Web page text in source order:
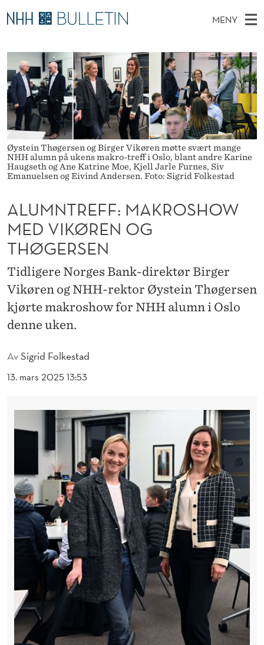
A
L
U
M
N
T
R
E
F
F
M
A
K
R
S
H
W
MENY
O
V
E
D
M
E
N
Y
Ø
I
N
E
T
T
S
E
E
T
Stipendiater og nye forskerprofiler
Disputaser
Ekspertutvalg
Om Bulletin
Øystein Thøgersen og Birger Vikøren møtte svært mange
NHH alumn på ukens makro-treff i Oslo, blant andre Karine
Haugseth og Ane Katrine Moe, Kjell Jarle Furnes, Siv
Emanuelsen og Eivind Andersen. Foto: Sigrid Folkestad
AvSigrid Folkestad
13. mars 2025 13:53
ALUMNTREFF: MAKROSHOW
MED VIKØREN OG
THØGERSEN
Tidligere Norges Bank-direktør Birger
Vikøren og NHH-rektor Øystein Thøgersen
kjørte makroshow for NHH alumn i Oslo
denne uken.